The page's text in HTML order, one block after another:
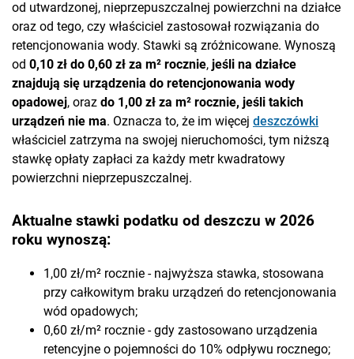
od utwardzonej, nieprzepuszczalnej powierzchni na działce
oraz od tego, czy właściciel zastosował rozwiązania do
retencjonowania wody. Stawki są zróżnicowane. Wynoszą
od 0,10 zł do 0,60 zł za m² rocznie, jeśli na działce
znajdują się urządzenia do retencjonowania wody
opadowej, oraz do 1,00 zł za m² rocznie, jeśli takich
urządzeń nie ma. Oznacza to, że im więcej deszczówki
właściciel zatrzyma na swojej nieruchomości, tym niższą
stawkę opłaty zapłaci za każdy metr kwadratowy
powierzchni nieprzepuszczalnej.
Aktualne stawki podatku od deszczu w 2026
roku wynoszą:
1,00 zł/m² rocznie - najwyższa stawka, stosowana
przy całkowitym braku urządzeń do retencjonowania
wód opadowych;
0,60 zł/m² rocznie - gdy zastosowano urządzenia
retencyjne o pojemności do 10% odpływu rocznego;